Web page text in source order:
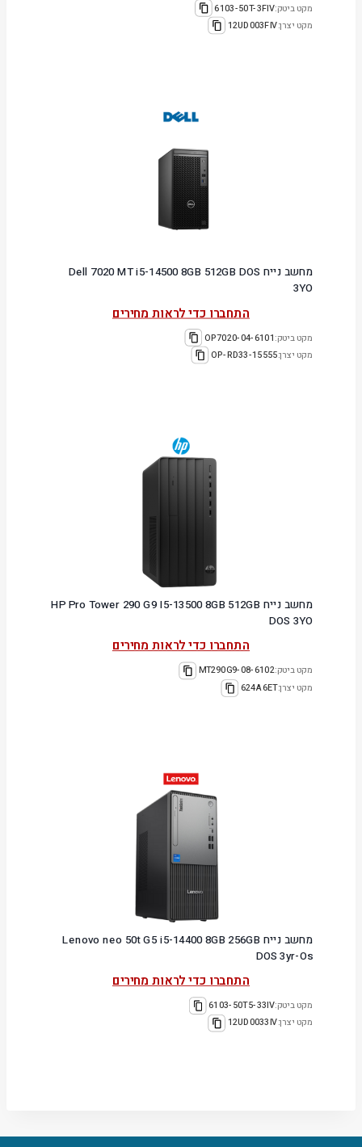
מקט ביטק:6103-50T-3FIV
מקט יצרן:12UD003FIV
מחשב נייח Dell 7020 MT i5-14500 8GB 512GB DOS
3YO
התחברו כדי לראות מחירים
מקט ביטק:6101-OP7020-04
מקט יצרן:OP-RD33-15555
מחשב נייח HP Pro Tower 290 G9 I5-13500 8GB 512GB
DOS 3YO
התחברו כדי לראות מחירים
מקט ביטק:6102-MT290G9-08
מקט יצרן:624A6ET
מחשב נייח Lenovo neo 50t G5 i5-14400 8GB 256GB
DOS 3yr-Os
התחברו כדי לראות מחירים
מקט ביטק:6103-50T5-33IV
מקט יצרן:12UD0033IV